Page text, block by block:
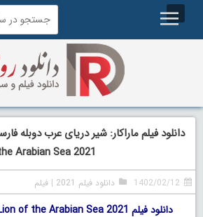
Arabian Sea 2021
1402/02/12 دانلود فیلم 2021 |فیلم